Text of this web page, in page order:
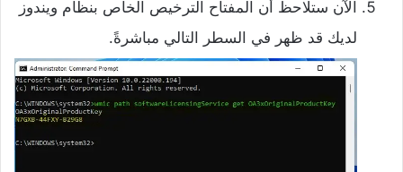
الآن ستلاحظ أن المفتاح الترخيص الخاص بنظام ويندوز
لديك قد ظهر في السطر التالي مباشرةً.